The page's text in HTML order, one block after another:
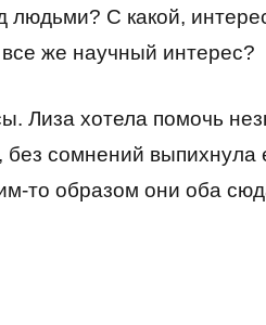
людьми? С какой,
же научный интерес?
Лиза хотела помочь
без сомнений
то образом они оба